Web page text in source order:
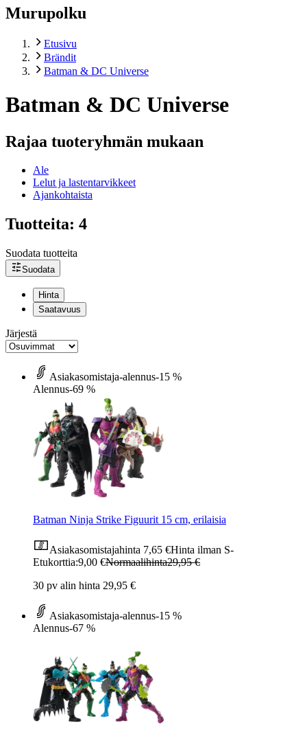
Murupolku
Etusivu
Brändit
Batman & DC Universe
Batman & DC Universe
Rajaa tuoteryhmän mukaan
Ale
Lelut ja lastentarvikkeet
Ajankohtaista
Tuotteita: 4
Suodata tuotteita
Suodata
Hinta
Saatavuus
Järjestä
Asiakasomistaja-alennus-15 %
Alennus-69 %
Batman Ninja Strike Figuurit 15 cm, erilaisia
Asiakasomistajahinta 7,65 €Hinta ilman S-
Etukorttia:9,00 €Normaalihinta29,95 €
30 pv alin hinta 29,95 €
Asiakasomistaja-alennus-15 %
Alennus-67 %